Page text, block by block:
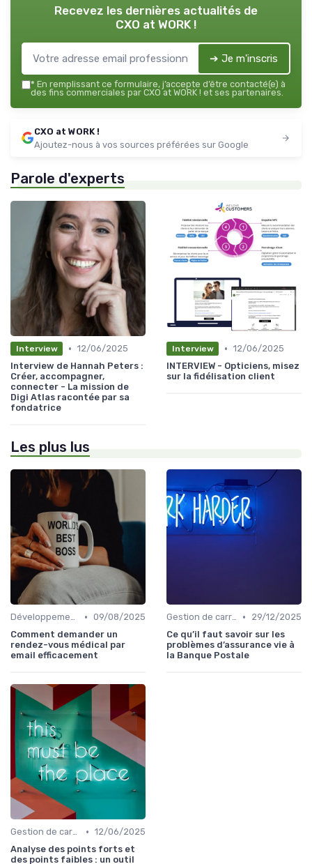
Recevez les dernières actualités de
CXO at WORK !
➔ Je m'inscris
* En remplissant ce formulaire, j’accepte d’être contacté(e) à
des fins commerciales par CXO at WORK ! et ses partenaires.
CXO at WORK !
Ajoutez-nous à vos sources préférées sur Google
Parole d'experts
Interview • 12/06/2025
Interview de Hannah Peters :
Créer, accompagner,
connecter - La mission de
Digi Atlas racontée par sa
fondatrice
Interview • 12/06/2025
INTERVIEW - Opticiens, misez
sur la fidélisation client
Les plus lus
Développement personnel • 09/08/2025
Comment demander un
rendez-vous médical par
email efficacement
Gestion de carrière •
29/12/2025
Ce qu’il faut savoir sur les
problèmes d’assurance vie à
la Banque Postale
Gestion de carrière • 12/06/2025
Analyse des points forts et
des points faibles : un outil